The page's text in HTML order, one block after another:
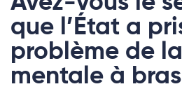
que l’État a
problème de
mentale à